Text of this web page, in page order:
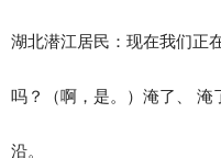
湖北潜江居民：现在我们正
吗？（啊，是。）淹了、
沿。